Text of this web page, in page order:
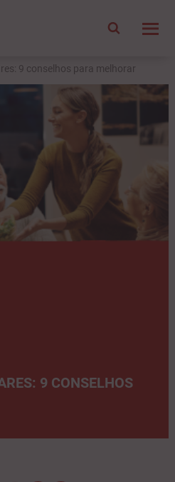
9 conselhos para melhorar
9 CONSELHOS